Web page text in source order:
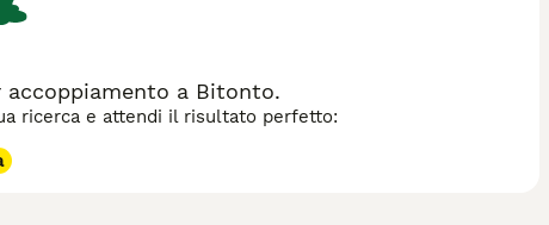
scelta affascinante ma impegnativa.
accoppiamento a Bitonto.
ricerca e attendi il risultato perfetto: